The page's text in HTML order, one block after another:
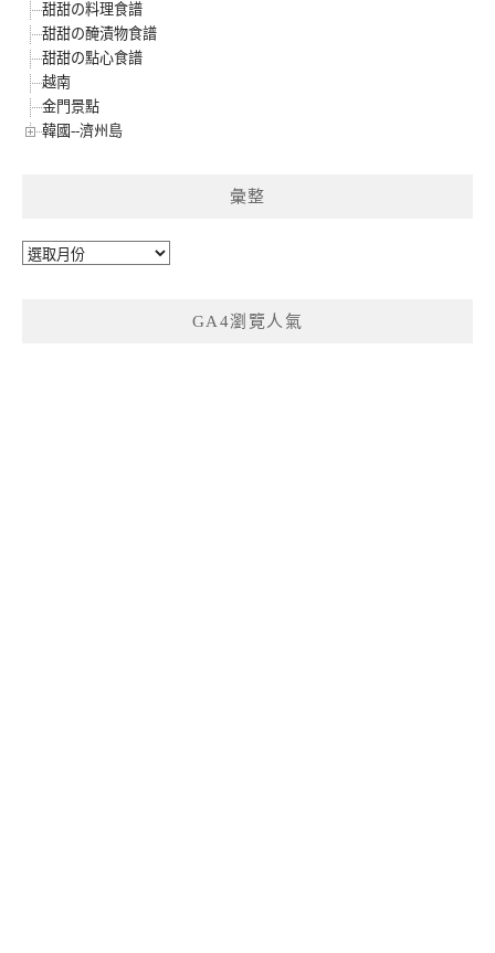
甜甜の料理食譜
甜甜の醃漬物食譜
甜甜の點心食譜
越南
金門景點
韓國--濟州島
彙整
彙
GA4瀏覽人氣